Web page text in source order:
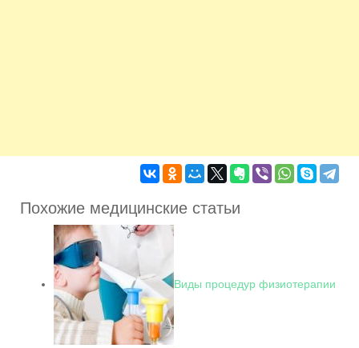
Похожие медицинские статьи
Виды процедур физиотерапии